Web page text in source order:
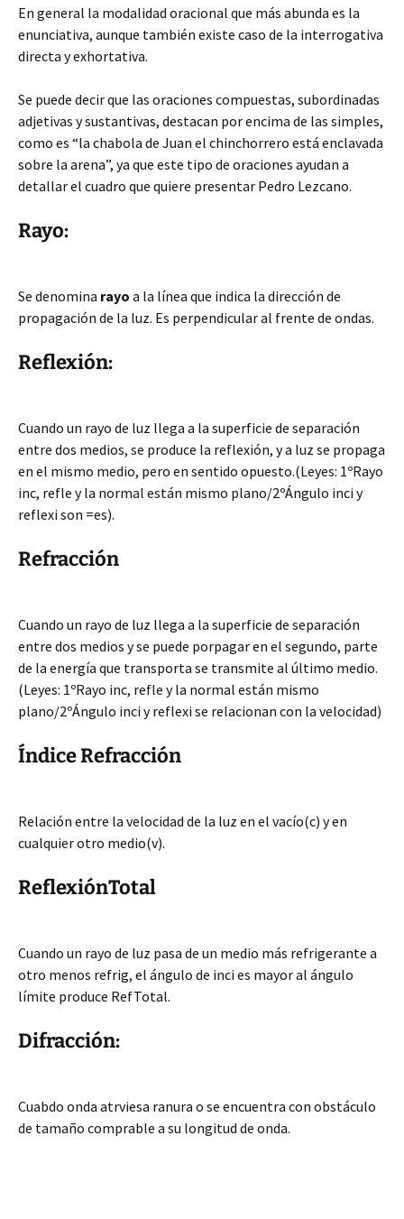
En general la modalidad oracional que más abunda es la
enunciativa, aunque también existe caso de la interrogativa
directa y exhortativa.
Se puede decir que las oraciones compuestas, subordinadas
adjetivas y sustantivas, destacan por encima de las simples,
como es “la chabola de Juan el chinchorrero está enclavada
sobre la arena”, ya que este tipo de oraciones ayudan a
detallar el cuadro que quiere presentar Pedro Lezcano.
Rayo:
Se denomina rayo a la línea que indica la dirección de
propagación de la luz. Es perpendicular al frente de ondas.
Reflexión:
Cuando un rayo de luz llega a la superficie de separación
entre dos medios, se produce la reflexión, y a luz se propaga
en el mismo medio, pero en sentido opuesto.(Leyes: 1ºRayo
inc, refle y la normal están mismo plano/2ºÁngulo inci y
reflexi son =es).
Refracción
Cuando un rayo de luz llega a la superficie de separación
entre dos medios y se puede porpagar en el segundo, parte
de la energía que transporta se transmite al último medio.
(Leyes: 1ºRayo inc, refle y la normal están mismo
plano/2ºÁngulo inci y reflexi se relacionan con la velocidad)
Índice Refracción
Relación entre la velocidad de la luz en el vacío(c) y en
cualquier otro medio(v).
ReflexiónTotal
Cuando un rayo de luz pasa de un medio más refrigerante a
otro menos refrig, el ángulo de inci es mayor al ángulo
límite produce RefTotal.
Difracción:
Cuabdo onda atrviesa ranura o se encuentra con obstáculo
de tamaño comprable a su longitud de onda.